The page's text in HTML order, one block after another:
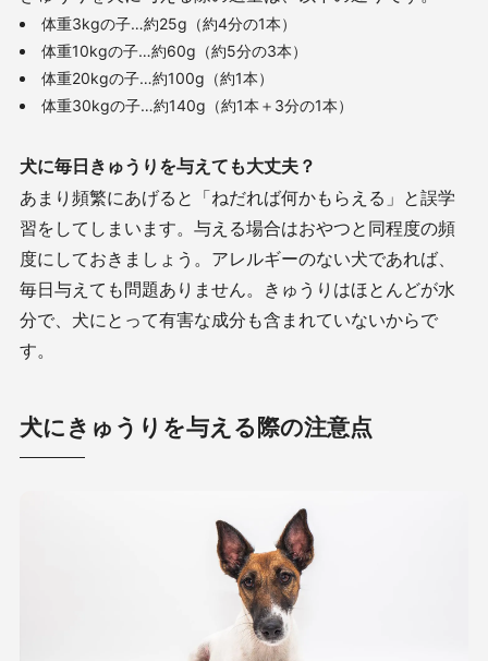
体重3kgの子…約25g（約4分の1本）
体重10kgの子…約60g（約5分の3本）
体重20kgの子…約100g（約1本）
体重30kgの子…約140g（約1本＋3分の1本）
犬に毎日きゅうりを与えても大丈夫？
あまり頻繁にあげると「ねだれば何かもらえる」と誤学
習をしてしまいます。与える場合はおやつと同程度の頻
度にしておきましょう。アレルギーのない犬であれば、
毎日与えても問題ありません。きゅうりはほとんどが水
分で、犬にとって有害な成分も含まれていないからで
す。
犬にきゅうりを与える際の注意点